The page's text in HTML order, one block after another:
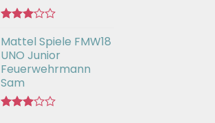
mit
3.00
von 5
Mattel Spiele FMW18
UNO Junior
Feuerwehrmann
Sam